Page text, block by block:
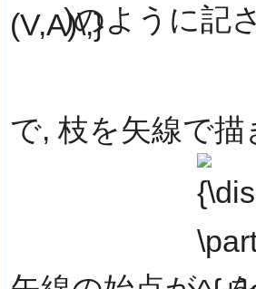
)のように記
で, 枝を矢線で
\partial
^{+}a\,}